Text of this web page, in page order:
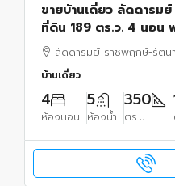
ขายบ้านเดี่ยว ลัดดารม
ที่ดิน 189 ตร.ว. 4 นอน
ล้านบาท
ลัดดารมย์ ราชพฤกษ์-รัตน
บ้านเดี่ยว
4
ห้องนอน
5
ห้องน้ำ
350
ตร.ม.